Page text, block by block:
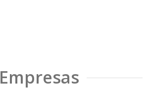
Empresas